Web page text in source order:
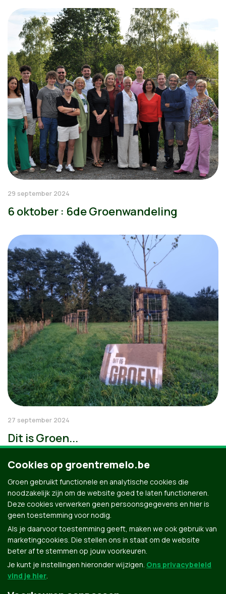
29 september 2024
6 oktober : 6de Groenwandeling
27 september 2024
Dit is Groen...
Cookies op groentremelo.be
Groen gebruikt functionele en analytische cookies die
noodzakelijk zijn om de website goed te laten functioneren.
Deze cookies verwerken geen persoonsgegevens en hier is
geen toestemming voor nodig.
Als je daarvoor toestemming geeft, maken we ook gebruik van
marketingcookies. Die stellen ons in staat om de website
beter af te stemmen op jouw voorkeuren.
Je kunt je instellingen hieronder wijzigen. Ons privacybeleid
vind je hier.